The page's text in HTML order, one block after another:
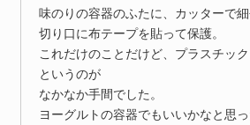
味のりの容器のふたに、カッターで細
切り口に布テープを貼って保護。
これだけのことだけど、プラスチッ
というのが
なかなか手間でした。
ヨーグルトの容器でもいいかなと思っ